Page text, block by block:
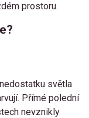
prostoru.
světla
Přímé polední
nevznikly